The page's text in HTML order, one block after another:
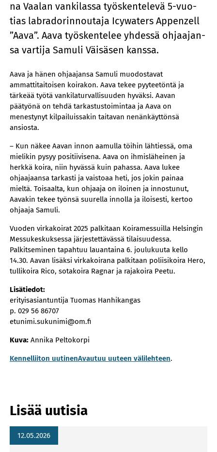
na Vaa­lan van­ki­las­sa työs­ken­te­le­vä 5-vuo­
tias labra­do­rin­nou­ta­ja Icywa­ters Ap­penzell
”Aava”. Aava työs­ken­te­lee yh­des­sä oh­jaa­jan­
sa var­ti­ja Sa­mu­li Väi­sä­sen kans­sa.
Aava ja hänen ohjaajansa Samuli muodostavat
ammattitaitoisen koirakon. Aava tekee pyyteetöntä ja
tärkeää työtä vankilaturvallisuuden hyväksi. Aavan
päätyönä on tehdä tarkastustoimintaa ja Aava on
menestynyt kilpailuissakin taitavan nenänkäyttönsä
ansiosta.
– Kun näkee Aavan innon aamulla töihin lähtiessä, oma
mielikin pysyy positiivisena. Aava on ihmisläheinen ja
herkkä koira, niin hyvässä kuin pahassa. Aava lukee
ohjaajaansa tarkasti ja vaistoaa heti, jos jokin painaa
mieltä. Toisaalta, kun ohjaaja on iloinen ja innostunut,
Aavakin tekee työnsä suurella innolla ja iloisesti, kertoo
ohjaaja Samuli.
Vuoden virkakoirat 2025 palkitaan Koiramessuilla Helsingin
Messukeskuksessa järjestettävässä tilaisuudessa.
Palkitseminen tapahtuu lauantaina 6. joulukuuta kello
14.30. Aavan lisäksi virkakoirana palkitaan poliisikoira Hero,
tullikoira Rico, sotakoira Ragnar ja rajakoira Peetu.
Lisätiedot:
erityisasiantuntija Tuomas Hanhikangas
p. 029 56 86707
etunimi.sukunimi@om.fi
Kuva: Annika Peltokorpi
Kennelliiton uutinenAvautuu uuteen välilehteen.
Lisää uutisia
12.05.2026